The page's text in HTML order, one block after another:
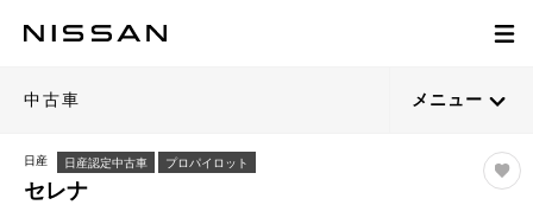
中古車 メニュー
日産 日産認定中古車 プロパイロット
セレナ